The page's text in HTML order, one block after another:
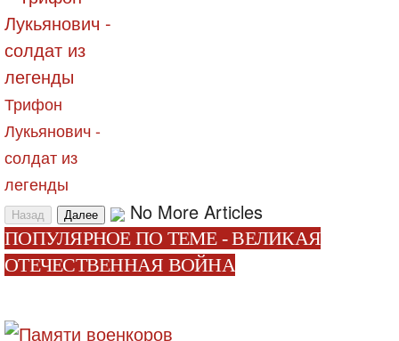
Трифон
Лукьянович -
солдат из
легенды
Назад Далее No More Articles
ПОПУЛЯРНОЕ ПО ТЕМЕ - ВЕЛИКАЯ
ОТЕЧЕСТВЕННАЯ ВОЙНА